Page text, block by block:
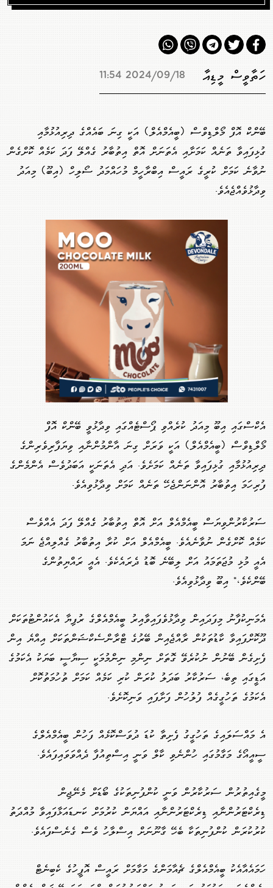
ހަތާވީސް މީޑިއާ 2024/09/18 11:54
ބޭންކް އޮފް މޯލްޑިވްސް (ބީއެމްއެލް) އަކީ ގިނަ ބައެއްގެ ދިރިއުޅުމާއި
ގުޅިފައިވާ ތަނެއް ކަމަށާއި އެތަނަށް އޮތް އިތުބާރު ގެއްލޭ ފަދަ ކަމެއް ކޮށްގެން
ނުވާނެ ކަމަށް ކުރީގެ ރައީސް އިބްރާހީމް މުހައްމަދު ސޯލިހް (އިބޫ) މިއަދު
ވިދާޅުވެއްޖެއެވެ.
އެކްސްގައި އިބޫ މިއަދު ކުރެއްވި ޕޯސްޓެއްގައި ވިދާޅުވީ ބޭންކް އޮފް
މޯލްޑިވްސް (ބީއެމްއެލް) އަކީ ވަރަށް ގިނަ އާންމުންނާއި ވިޔަފާރިވެރިންގެ
ދިރިއުޅުމާއި ގުޅިފައިވާ ތަނެއް ކަމަށެވެ. އަދި އެތަނަކީ އަބަދުވެސް އެންމެންގެ
ފުރިހަމަ އިތުބާރު އޮންނަންޖެހޭ ތަނެއް ކަމަށް ވިދާޅުވިއެވެ.
ސަރުކާރުންވިޔަސް ބީއެމްއެލް އަށް އޮތް އިތުބާރު ގެެއްލޭ ފަދަ އެއްވެސް
ކަމެއް ކޮށްގެން ނުވާނެއެވެ. ބީއެމްއެލް އަށް ކުރާ އިތުބާރު ގެއްލިއްޖެ ނަމަ
އެއީ މުޅި މުޖަތަމައު އަށް ލިބޭނެ ބޮޑު ދެރައެކެވެ. އެއީ ރައްޔިތުންގެ
ބޭންކެވެ،" އިބޫ ވިދާޅުވިއެވެ.
އެމަނިކުފާނު މިފަދައިން ވިދާޅުވެފައިވާއިރު ބީއެމްއެލްގެ ރުފިޔާ އެކައުންޓުތަކަށް
ދޫކޮށްފައިވާ ކާޑުތަކުން ރާއްޖެއިން ބޭރުގެ ޓްރާންސެކްޝަންތަކަށް އިއްޔެ އިން
ފެށިގެން ބޭނުން ނުކުރެވޭ ގޮތަށް ނިންމި ނިންމުމަކީ ސިޔާސީ ބަޔަކު އެކަމުގެ
އަޑީގައި ތިބެ، ސަރުކާރު ބަދަލު ކުރަން ކުރި ކަމެއް ކަމަށް ތުހުމަތުކޮށް
އެކަމުގެ ތަހުގީގެއް ފުލުހުން ފަށާފައި ވަނިކޮށެވެ.
އެ މައްސަލައިގެ ތަހުގީގު ފެށިތާ ކުޑަ ދުވަސްކޮޅެއް ފަހުން ބީއެމްއެލްގެ
ސީއީއޯގެ މަގާމުގައި ހުންނެވި ކާލް ވަނީ އިސްތިއުފާ ދެއްވަވައިފައެވެ.
މީގެއިތުރުން ސަރުކާރުން ވަނީ ކުންފުނިތަކުގެ ބޯޑަށް މެނޭޖިން
ޑިރެކްޓަރުންނާއި ޑިރެކްޓަރުންނާއި އައްޔަން ކުރުމަށް ކަނޑައަޅާފައިވާ މުއްދަތު
ކުރުކުރަން ކުންފުނިތަކާ ބެހޭ ގާނޫނަށް އިސްލާހު ވެސް ގެނެސްފައެވެ.
ހަމައެއާއެކު ބީއެމްއެލްގެ ޗެއާމަންގެ މަގާމަށް ރައީސް އޮފީހުގެ ކެބިނެޓް